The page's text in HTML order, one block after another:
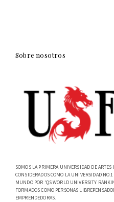
Sobre nosotros
SOMOS LA PRIMERA UNIVERSIDAD DE
CONSIDERADOS COMO LA UNIVERSIDAD
MUNDO POR 'QS WORLD UNIVERSITY
FORMADOS COMO PERSONAS
EMPRENDEDORAS.